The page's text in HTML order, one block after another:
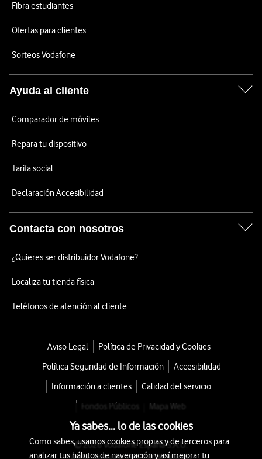
Fibra estudiantes
Ofertas para clientes
Sorteos Vodafone
Ayuda al cliente
Comparador de móviles
Repara tu dispositivo
Tarifa social
Declaración Accesibilidad
Contacta con nosotros
¿Quieres ser distribuidor Vodafone?
Localiza tu tienda física
Teléfonos de atención al cliente
Aviso Legal
Política de Privacidad y Cookies
Política Seguridad de Información
Accesibilidad
Información a clientes
Calidad del servicio
Fondos Públicos
Mapa Web
© 2026 Vodafone España S.A.U.
Ya sabes... lo de las cookies
Como sabes, usamos cookies propias y de terceros para
analizar tus hábitos de navegación y así mejorar tu